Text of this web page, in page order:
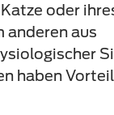
oder
anderen aus
haben